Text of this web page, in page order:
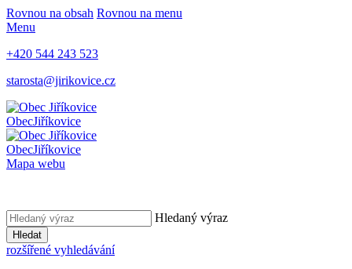
Rovnou na obsah Rovnou na menu
Menu
+420 544 243 523
starosta@jirikovice.cz
ObecJiříkovice
ObecJiříkovice
Mapa webu
Hledaný výraz
Hledat
rozšířené vyhledávání